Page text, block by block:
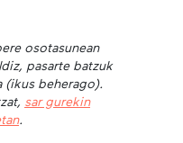
osotasunean
pasarte batzuk
(ikus beherago).
sar gurekin
.